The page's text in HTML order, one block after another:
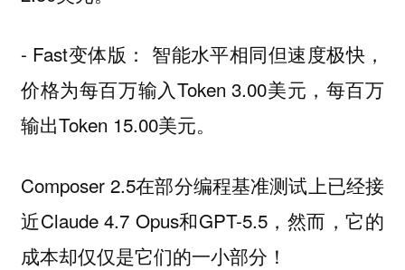
- Fast变体版： 智能水平相同但速度极快，
价格为每百万输入Token 3.00美元，每百万
输出Token 15.00美元。
Composer 2.5在部分编程基准测试上已经接
近Claude 4.7 Opus和GPT-5.5，然而，它的
成本却仅仅是它们的一小部分！